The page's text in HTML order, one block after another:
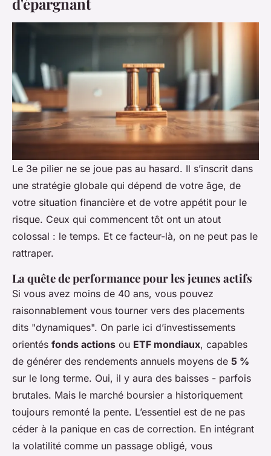
Le 3e pilier ne se joue pas au hasard. Il s’inscrit dans
une stratégie globale qui dépend de votre âge, de
votre situation financière et de votre appétit pour le
risque. Ceux qui commencent tôt ont un atout
colossal : le temps. Et ce facteur-là, on ne peut pas le
rattraper.
La quête de performance pour les jeunes actifs
Si vous avez moins de 40 ans, vous pouvez
raisonnablement vous tourner vers des placements
dits "dynamiques". On parle ici d’investissements
orientés fonds actions ou ETF mondiaux, capables
de générer des rendements annuels moyens de 5 %
sur le long terme. Oui, il y aura des baisses - parfois
brutales. Mais le marché boursier a historiquement
toujours remonté la pente. L’essentiel est de ne pas
céder à la panique en cas de correction. En intégrant
la volatilité comme un passage obligé, vous